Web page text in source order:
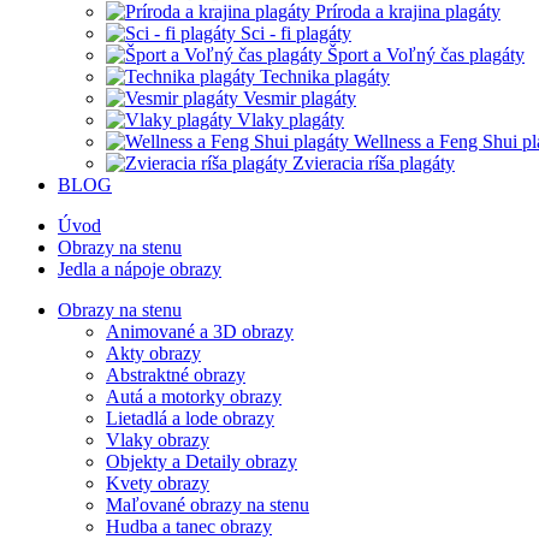
Príroda a krajina plagáty
Sci - fi plagáty
Šport a Voľný čas plagáty
Technika plagáty
Vesmir plagáty
Vlaky plagáty
Wellness a Feng Shui
Zvieracia ríša plagáty
BLOG
Úvod
Obrazy na stenu
Jedla a nápoje obrazy
Obrazy na stenu
Animované a 3D obrazy
Akty obrazy
Abstraktné obrazy
Autá a motorky obrazy
Lietadlá a lode obrazy
Vlaky obrazy
Objekty a Detaily obrazy
Kvety obrazy
Maľované obrazy na stenu
Hudba a tanec obrazy